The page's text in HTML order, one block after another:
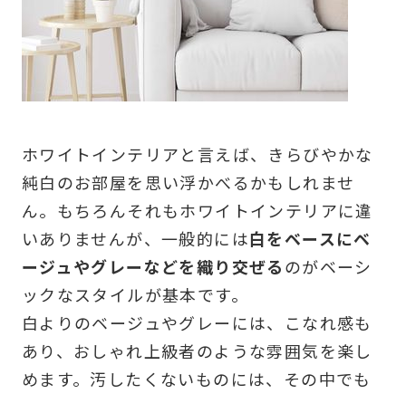
ホワイトインテリアと言えば、きらびやかな
純白のお部屋を思い浮かべるかもしれませ
ん。もちろんそれもホワイトインテリアに違
いありませんが、一般的には白をベースにベ
ージュやグレーなどを織り交ぜるのがベーシ
ックなスタイルが基本です。
白よりのベージュやグレーには、こなれ感も
あり、おしゃれ上級者のような雰囲気を楽し
めます。汚したくないものには、その中でも